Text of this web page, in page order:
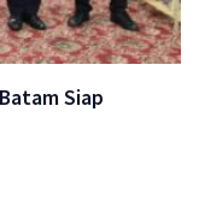
Siap